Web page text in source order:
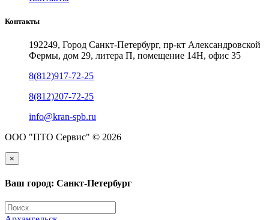
Контакты
192249, Город Санкт-Петербург, пр-кт Александровской
Фермы, дом 29, литера П, помещение 14Н, офис 35
8(812)917-72-25
8(812)207-72-25
info@kran-spb.ru
ООО "ПТО Сервис" © 2026
×
Ваш город: Санкт-Петербург